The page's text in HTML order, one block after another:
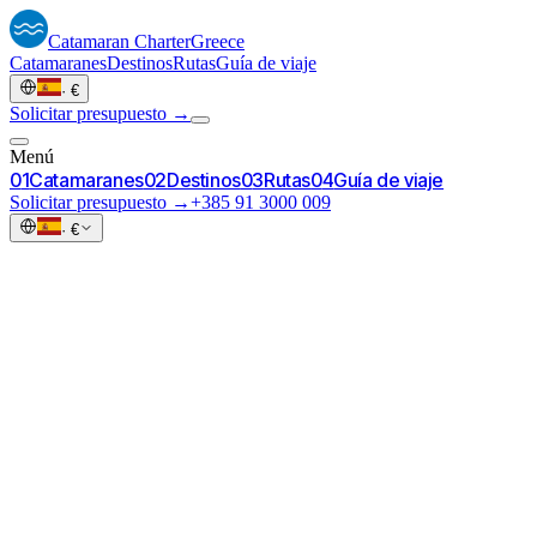
Catamaran CharterGreece
CatamaranesDestinosRutasGuía de viaje
· €
Solicitar presupuesto →
Menú
01Catamaranes02Destinos03Rutas04Guía de viaje
Solicitar presupuesto →+385 91 3000 009
· €